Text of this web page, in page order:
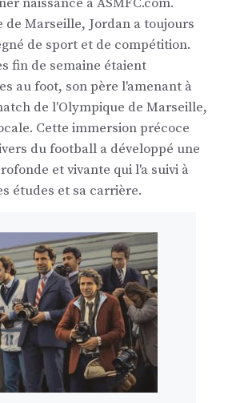
naissance à ASMFC.com.
de Marseille, Jordan a toujours
de sport et de compétition.
fin de semaine étaient
au foot, son père l'amenant à
de l'Olympique de Marseille,
Cette immersion précoce
du football a développé une
et vivante qui l'a suivi à
études et sa carrière.